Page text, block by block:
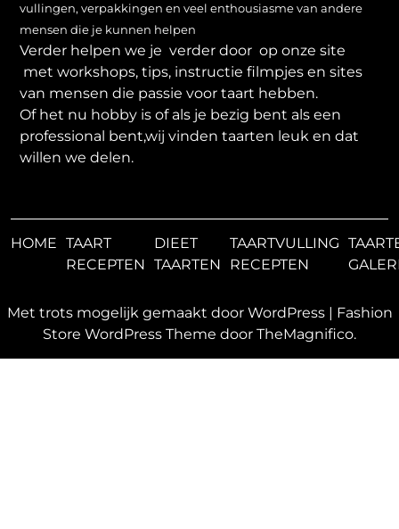
vullingen, verpakkingen en veel enthousiasme van andere
mensen die je kunnen helpen
Verder helpen we je verder door op onze site
met workshops, tips, instructie filmpjes en sites
van mensen die passie voor taart hebben.
Of het nu hobby is of als je bezig bent als een
professional bent,wij vinden taarten leuk en dat
willen we delen.
HOME TAART
RECEPTEN
DIEET
TAARTEN
TAARTVULLING
RECEPTEN
Met trots mogelijk gemaakt door WordPress | Fashion
Store WordPress Theme door TheMagnifico.